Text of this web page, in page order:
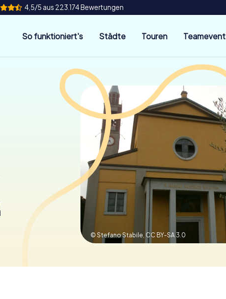
4,5/5 aus 223.174 Bewertungen
So funktioniert's Städte Touren Teamevent
© Stefano Stabile, CC BY-SA 3.0